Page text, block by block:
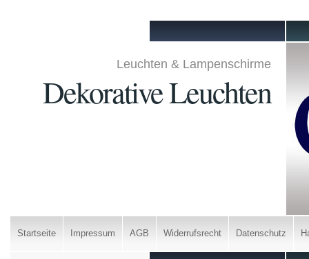
Leuchten & Lampenschirme
Dekorative Leuchten
Startseite Impressum AGB Widerrufsrecht Datenschutz